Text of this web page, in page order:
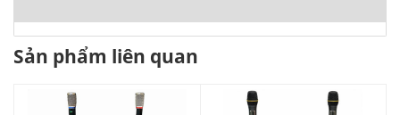
Sản phẩm liên quan